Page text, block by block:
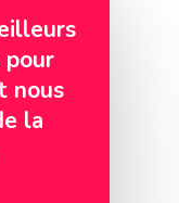
nous
la